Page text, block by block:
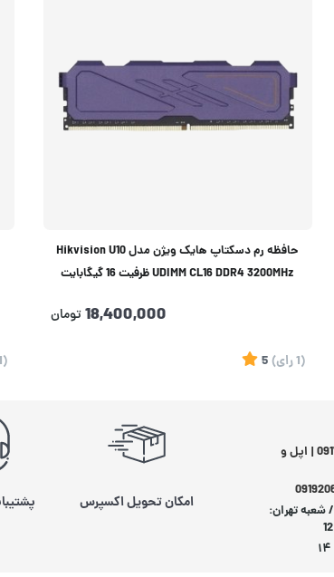
حافظه رم دسکتاپ هایک ویژن مدل Hikvision U10
UDIMM CL16 DDR4 3200MHz ظرفیت 16 گیگابایت
18,400,000تومان
(1 رای)
5
(1
لپ تاپ:09172603060 | شبکه: 09174040692 | اپل و
شیراز - خیابان ملاصدرا - پاساژ ملاصدرا - پلاک 30 / شعبه تهران:
امکان تحویل اکسپرس